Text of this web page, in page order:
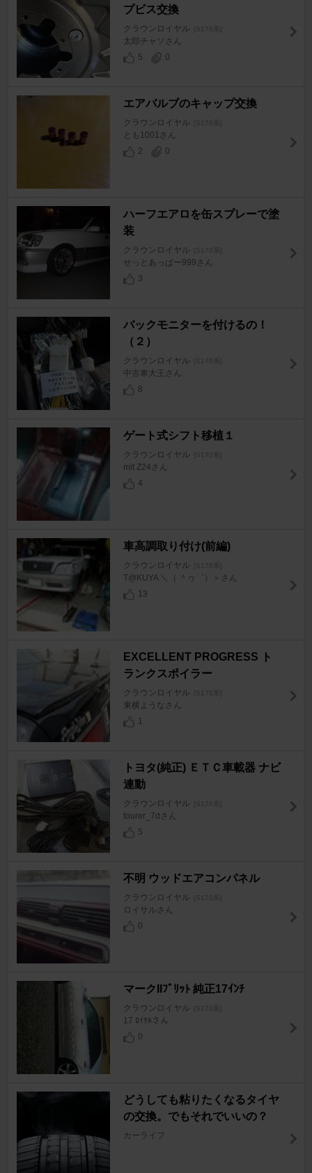
プビス交換
クラウンロイヤル [S170系]
太郎チャソさん
5
0
エアバルブのキャップ交換
クラウンロイヤル [S170系]
とも1001さん
2
0
ハーフエアロを缶スプレーで塗
装
クラウンロイヤル [S170系]
せっとあっぱー999さん
3
バックモニターを付けるの！
（２）
クラウンロイヤル [S170系]
中古車大王さん
8
ゲート式シフト移植１
クラウンロイヤル [S170系]
mit Z24さん
4
車高調取り付け(前編)
クラウンロイヤル [S170系]
T@KUYA ＼（ ＾ヮ゜）＞さん
13
EXCELLENT PROGRESS ト
ランクスポイラー
クラウンロイヤル [S170系]
東横ようなさん
1
トヨタ(純正) ＥＴＣ車載器 ナビ
連動
クラウンロイヤル [S170系]
tourer_7dさん
5
不明 ウッドエアコンパネル
クラウンロイヤル [S170系]
ロイサルさん
0
マークIIﾌﾞﾘｯﾄ 純正17ｲﾝﾁ
クラウンロイヤル [S170系]
17 ﾛｲﾔﾙさん
0
どうしても粘りたくなるタイヤ
の交換。でもそれでいいの？
カーライフ